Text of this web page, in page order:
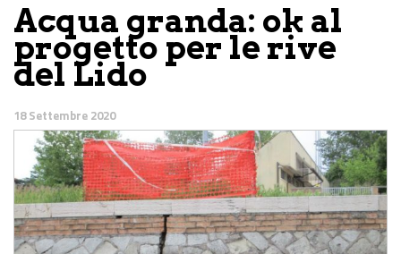
Acqua granda: ok al
progetto per le rive
del Lido
18 Settembre 2020